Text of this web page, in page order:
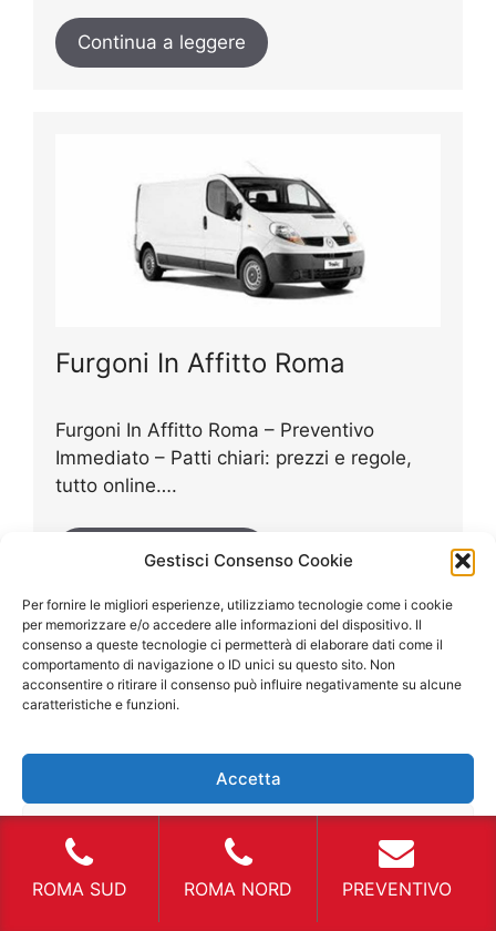
Gestisci Consenso Cookie
Per fornire le migliori esperienze, utilizziamo tecnologie come i cookie
per memorizzare e/o accedere alle informazioni del dispositivo. Il
consenso a queste tecnologie ci permetterà di elaborare dati come il
comportamento di navigazione o ID unici su questo sito. Non
acconsentire o ritirare il consenso può influire negativamente su alcune
caratteristiche e funzioni.
Accetta
Visualizza le preferenze
Continua a leggere
Furgoni In Affitto Roma
Furgoni In Affitto Roma – Preventivo
Immediato – Patti chiari: prezzi e regole,
tutto online….
Continua a leggere
Affitto Furgone Roma
ROMA SUD ROMA NORD PREVENTIVO